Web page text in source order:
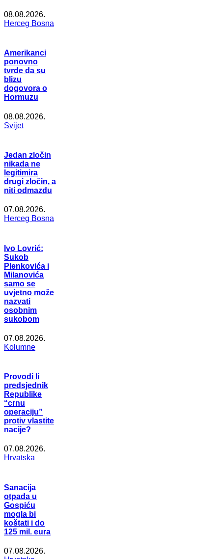
08.08.2026.
Herceg Bosna
Amerikanci
ponovno
tvrde da su
blizu
dogovora o
Hormuzu
08.08.2026.
Svijet
Jedan zločin
nikada ne
legitimira
drugi zločin, a
niti odmazdu
07.08.2026.
Herceg Bosna
Ivo Lovrić:
Sukob
Plenkovića i
Milanovića
samo se
uvjetno može
nazvati
osobnim
sukobom
07.08.2026.
Kolumne
Provodi li
predsjednik
Republike
“crnu
operaciju”
protiv vlastite
nacije?
07.08.2026.
Hrvatska
Sanacija
otpada u
Gospiću
mogla bi
koštati i do
125 mil. eura
07.08.2026.